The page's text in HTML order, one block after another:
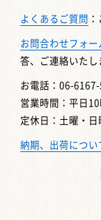
よくあるご質問
お問合わせフォー
答、ご連絡いたし
お電話：06-
営業時間：平日
定休日：土曜・日
納期、出荷につい